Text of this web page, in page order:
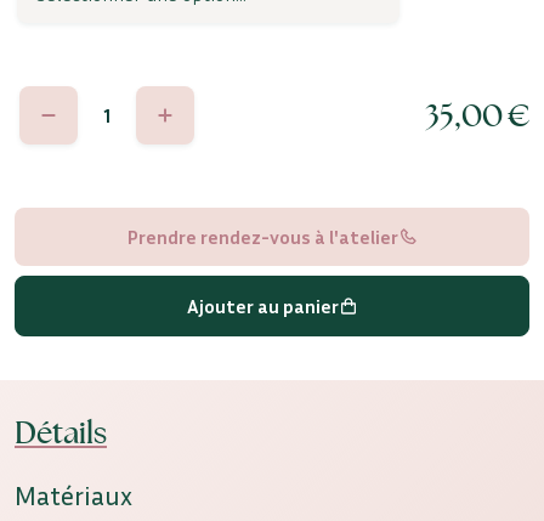
quantité
35,00€
Prendre rendez-vous à l'atelier
Ajouter au panier
Détails
Matériaux